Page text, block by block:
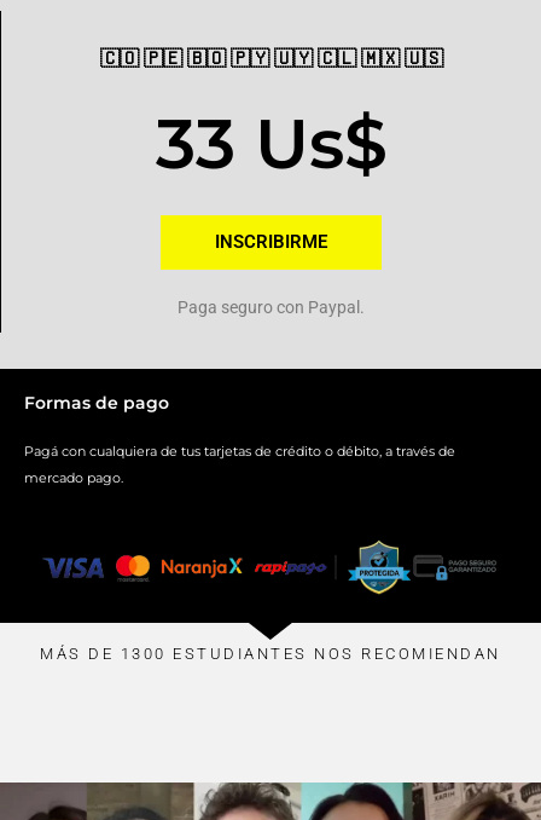
🇨🇴 🇵🇪 🇧🇴 🇵🇾 🇺🇾 🇨🇱 🇲🇽 🇺🇸
33 Us$
INSCRIBIRME
Paga seguro con Paypal.
Formas de pago
Pagá con cualquiera de tus tarjetas de crédito o débito, a través de
mercado pago.
MÁS DE 1300 ESTUDIANTES NOS RECOMIENDAN